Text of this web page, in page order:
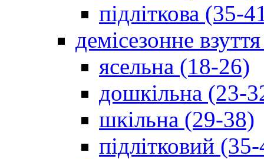
підліткова (35-
демісезонне
ясельна (18-26)
дошкільна (23-
шкільна (29-38)
підлітковий